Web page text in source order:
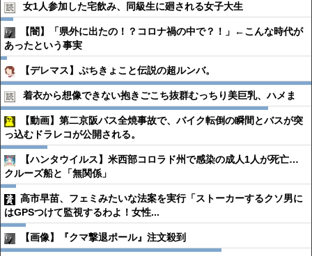
女1人参加した宅飲み、同級生に廻される女子大生
【闇】「県外に出たの！？コロナ禍の中で？！」←こんな時代が
あったという事実
【デレマス】ぷちきょこと伝説の超ルンバ。
着衣から想像できない抱きごこち抜群むっちり美巨乳、ハメま
【動画】第二京阪バス全焼事故で、バイク転倒の瞬間とバスが突
っ込むドラレコが公開される。
【ハンタウイルス】米西部コロラド州で感染の成人1人が死亡…
クルーズ船と「無関係」
高市早苗、フェミみたいな法案を実行「ストーカーするクソ男に
はGPSつけて監視するわよ！女性...
【画像】『クマ撃退ポール』注文殺到